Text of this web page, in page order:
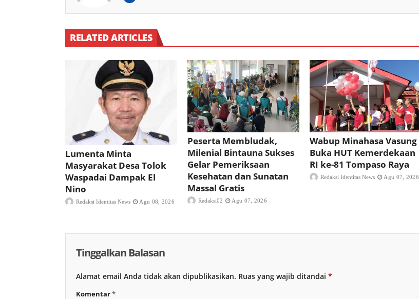
RELATED ARTICLES
Lumenta Minta
Masyarakat Desa Tolok
Waspadai Dampak El
Nino
Redaksi Identitas News Agu 08, 2026
Peserta Membludak,
Milenial Bintauna Sukses
Gelar Pemeriksaan
Kesehatan dan Sunatan
Massal Gratis
Redaksi02 Agu 07, 2026
Wabup Minahasa Vasung
Buka HUT Kemerdekaan
RI ke-81 Tompaso Raya
Redaksi Identitas News Agu 07, 2026
Tinggalkan Balasan
Alamat email Anda tidak akan dipublikasikan. Ruas yang wajib ditandai *
Komentar*